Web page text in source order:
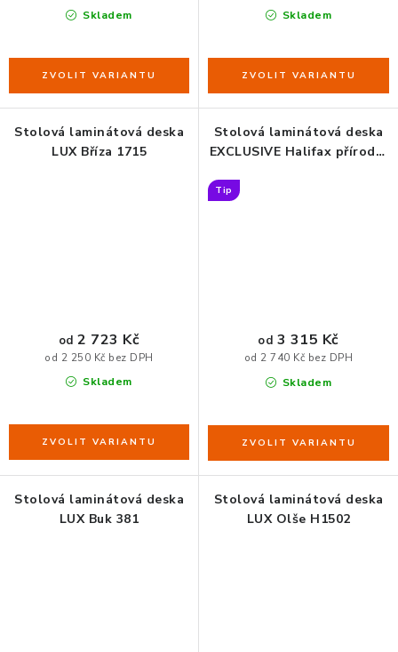
Skladem Skladem
Stolová laminátová deska
LUX Bříza 1715
Skladem
od 2 250 Kč bez DPH
od 2 723 Kč
Stolová laminátová deska
EXCLUSIVE Halifax přírodní
Tip
Skladem
od 2 740 Kč bez DPH
od 3 315 Kč
Stolová laminátová deska
LUX Buk 381
Stolová laminátová deska
LUX Olše H1502